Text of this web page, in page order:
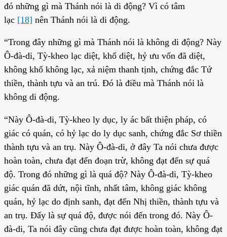
đó những gì mà Thánh nói là di động? Vì có tâm
lạc [18] nên Thánh nói là di động.
“Trong đây những gì mà Thánh nói là không di động? Này
Ô-đà-di, Tỳ-kheo lạc diệt, khổ diệt, hỷ ưu vốn đã diệt,
không khổ không lạc, xả niệm thanh tịnh, chứng đắc Tứ
thiền, thành tựu và an trú. Đó là điều mà Thánh nói là
không di động.
“Này Ô-đà-di, Tỳ-kheo ly dục, ly ác bất thiện pháp, có
giác có quán, có hỷ lạc do ly dục sanh, chứng đắc Sơ thiền
thành tựu và an trụ. Này Ô-đà-di, ở đây Ta nói chưa được
hoàn toàn, chưa đạt đến đoạn trừ, không đạt đến sự quá
độ. Trong đó những gì là quá độ? Này Ô-đà-di, Tỳ-kheo
giác quán đã dứt, nội tĩnh, nhất tâm, không giác không
quán, hỷ lạc do định sanh, đạt đến Nhị thiền, thành tựu và
an trụ. Đấy là sự quá độ, được nói đến trong đó. Này Ô-
đà-di, Ta nói đây cũng chưa đạt được hoàn toàn, không đạt